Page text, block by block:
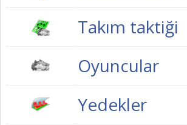
Takım taktiği
Oyuncular
Yedekler